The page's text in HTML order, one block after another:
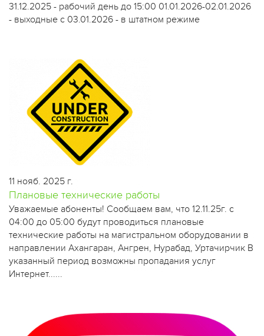
31.12.2025 - рабочий день до 15:00 01.01.2026-02.01.2026
- выходные с 03.01.2026 - в штатном режиме
11 нояб. 2025 г.
Плановые технические работы
​Уважаемые абоненты! Сообщаем вам, что 12.11.25г. с
04:00 до 05:00 будут проводиться плановые
технические работы на магистральном оборудовании в
направлении Ахангаран, Ангрен, Нурабад, Уртачирчик В
указанный период возможны пропадания услуг
Интернет......